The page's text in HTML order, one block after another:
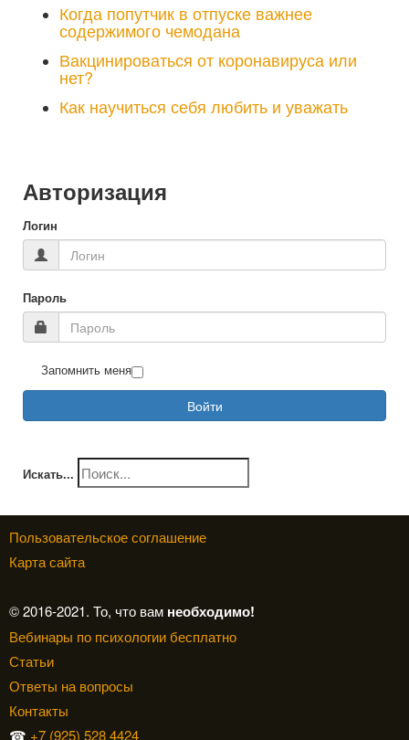
Когда попутчик в отпуске важнее
содержимого чемодана
Вакцинироваться от коронавируса или
нет?
Как научиться себя любить и уважать
Авторизация
Логин
Пароль
Запомнить меня
Войти
Искать...
Пользовательское соглашение
Карта сайта
© 2016-2021. То, что вам необходимо!
Вебинары по психологии бесплатно
Статьи
Ответы на вопросы
Контакты
☎ +7 (925) 528 4424